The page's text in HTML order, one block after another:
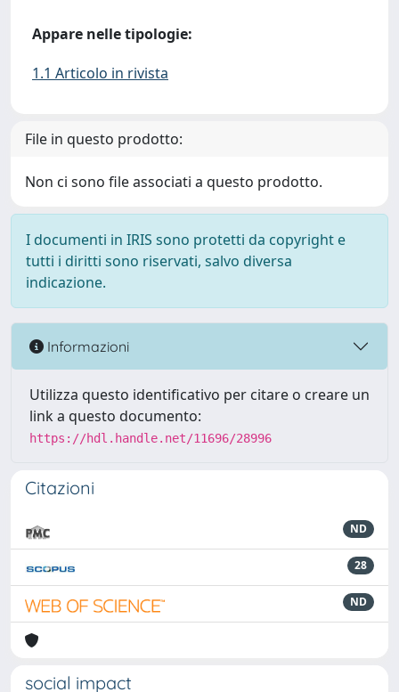
Appare nelle tipologie:
1.1 Articolo in rivista
File in questo prodotto:
Non ci sono file associati a questo prodotto.
I documenti in IRIS sono protetti da copyright e
tutti i diritti sono riservati, salvo diversa
indicazione.
Informazioni
Utilizza questo identificativo per citare o creare un
link a questo documento:
https://hdl.handle.net/11696/28996
Citazioni
ND
28
ND
social impact